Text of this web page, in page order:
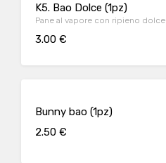
K5. Bao Dolce (1pz)
Pane al vapore con ripieno dolce
3.00 €
Bunny bao (1pz)
2.50 €